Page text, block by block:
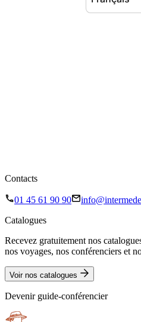
Contacts
01 45 61 90 90
Catalogues
Recevez gratuitement nos
nos voyages, nos conférenciers et
Voir nos catalogues
Devenir guide-conférencier